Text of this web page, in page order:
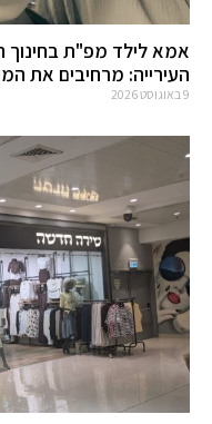
אמא לילד מפ"ת בחינוך
העירייה: מרחיבים את
9 באוגוסט 2026